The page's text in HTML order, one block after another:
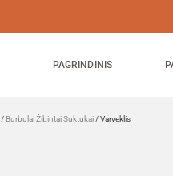
PAGRINDINIS
/ Burbulai Žibintai Suktukai / Varveklis